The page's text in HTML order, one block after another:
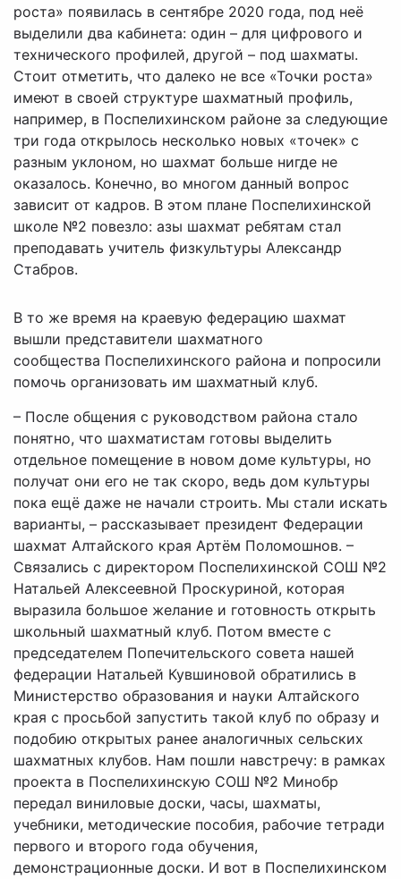
роста» появилась в сентябре 2020 года, под неё
выделили два кабинета: один – для цифрового и
технического профилей, другой – под шахматы.
Стоит отметить, что далеко не все «Точки роста»
имеют в своей структуре шахматный профиль,
например, в Поспелихинском районе за следующие
три года открылось несколько новых «точек» с
разным уклоном, но шахмат больше нигде не
оказалось. Конечно, во многом данный вопрос
зависит от кадров. В этом плане Поспелихинской
школе №2 повезло: азы шахмат ребятам стал
преподавать учитель физкультуры Александр
Стабров.
В то же время на краевую федерацию шахмат
вышли представители шахматного
сообщества Поспелихинского района и попросили
помочь организовать им шахматный клуб.
– После общения с руководством района стало
понятно, что шахматистам готовы выделить
отдельное помещение в новом доме культуры, но
получат они его не так скоро, ведь дом культуры
пока ещё даже не начали строить. Мы стали искать
варианты, – рассказывает президент Федерации
шахмат Алтайского края Артём Поломошнов. –
Связались с директором Поспелихинской СОШ №2
Натальей Алексеевной Проскуриной, которая
выразила большое желание и готовность открыть
школьный шахматный клуб. Потом вместе с
председателем Попечительского совета нашей
федерации Натальей Кувшиновой обратились в
Министерство образования и науки Алтайского
края с просьбой запустить такой клуб по образу и
подобию открытых ранее аналогичных сельских
шахматных клубов. Нам пошли навстречу: в рамках
проекта в Поспелихинскую СОШ №2 Минобр
передал виниловые доски, часы, шахматы,
учебники, методические пособия, рабочие тетради
первого и второго года обучения,
демонстрационные доски. И вот в Поспелихинском